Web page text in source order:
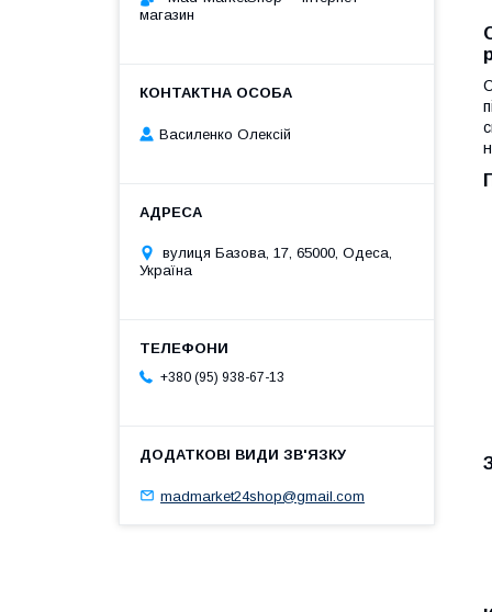
магазин
Василенко Олексій
вулиця Базова, 17, 65000, Одеса,
Україна
+380 (95) 938-67-13
madmarket24shop@gmail.com